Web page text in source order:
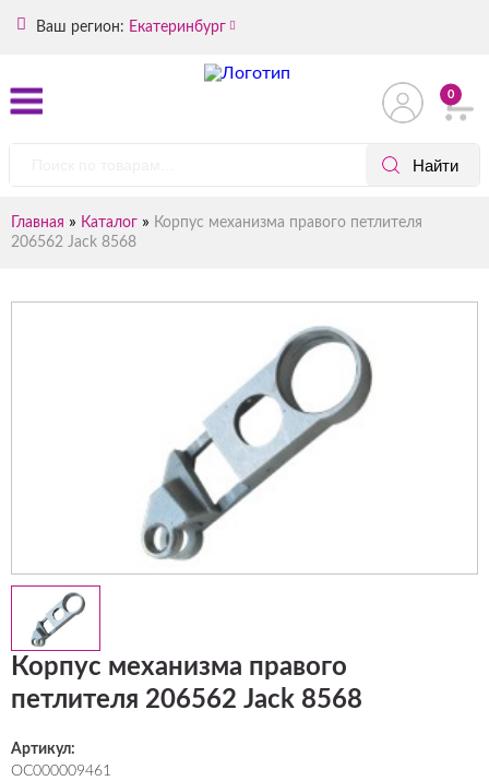
Ваш регион: Екатеринбург
0
Главная » Каталог » Корпус механизма правого петлителя
206562 Jack 8568
Корпус механизма правого
петлителя 206562 Jack 8568
Артикул:
ОС000009461